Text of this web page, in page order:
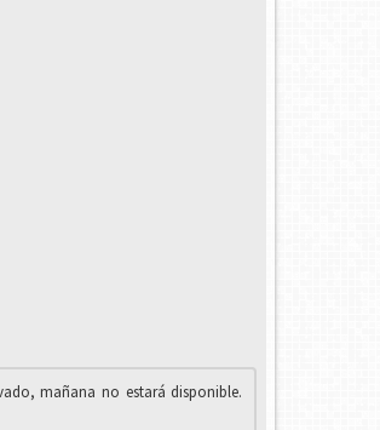
mañana no estará disponible.